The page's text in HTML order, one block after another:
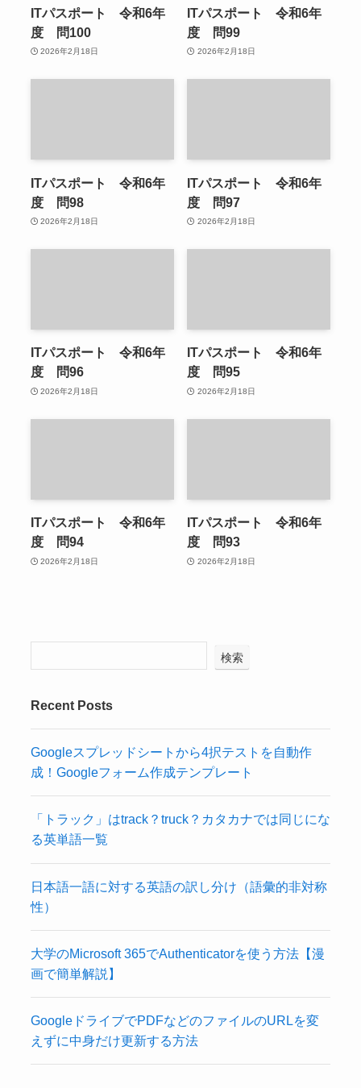
ITパスポート 令和6年
度 問100
2026年2月18日
ITパスポート 令和6年
度 問99
2026年2月18日
ITパスポート 令和6年
度 問98
2026年2月18日
ITパスポート 令和6年
度 問97
2026年2月18日
ITパスポート 令和6年
度 問96
2026年2月18日
ITパスポート 令和6年
度 問95
2026年2月18日
ITパスポート 令和6年
度 問94
2026年2月18日
ITパスポート 令和6年
度 問93
2026年2月18日
検索
Recent Posts
Googleスプレッドシートから4択テストを自動作
成！Googleフォーム作成テンプレート
「トラック」はtrack？truck？カタカナでは同じにな
る英単語一覧
日本語一語に対する英語の訳し分け（語彙的非対称
性）
大学のMicrosoft 365でAuthenticatorを使う方法【漫
画で簡単解説】
GoogleドライブでPDFなどのファイルのURLを変
えずに中身だけ更新する方法